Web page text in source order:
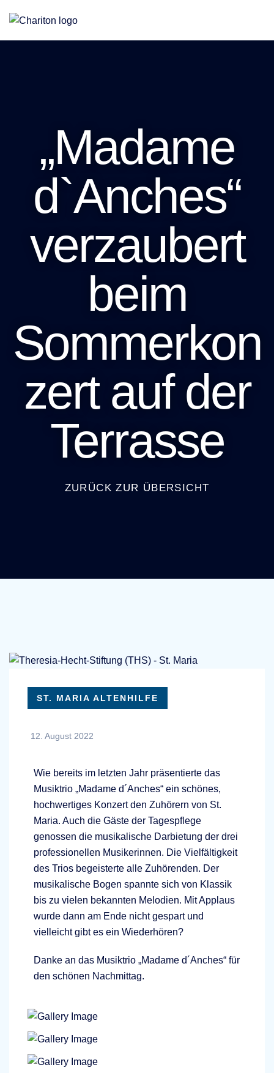
„Madame
d`Anches“
verzaubert
beim
Sommerkon
zert auf der
Terrasse
ZURÜCK ZUR ÜBERSICHT
ST. MARIA ALTENHILFE
12. August 2022
Wie bereits im letzten Jahr präsentierte das
Musiktrio „Madame d´Anches“ ein schönes,
hochwertiges Konzert den Zuhörern von St.
Maria. Auch die Gäste der Tagespflege
genossen die musikalische Darbietung der drei
professionellen Musikerinnen. Die Vielfältigkeit
des Trios begeisterte alle Zuhörenden. Der
musikalische Bogen spannte sich von Klassik
bis zu vielen bekannten Melodien. Mit Applaus
wurde dann am Ende nicht gespart und
vielleicht gibt es ein Wiederhören?
Danke an das Musiktrio „Madame d´Anches“ für
den schönen Nachmittag.